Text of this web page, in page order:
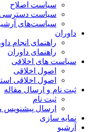
سیاست اصلاح
سیاست دسترسی
سیاست‌های
داوران
راهنمای انجام
راهنمای داوران
سیاست های اخلاقی
اصول اخلاقی
اصول اخلاقی
ثبت نام و ارسال مقاله
ثبت نام
ارسال پیشنویس
نمایه سازی
آرشیو